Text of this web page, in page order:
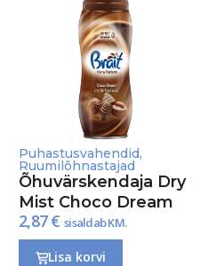
Puhastusvahendid,
Ruumilõhnastajad
Õhuvärskendaja Dry
Mist Choco Dream
2,87€ sisaldab KM.
Lisa korvi